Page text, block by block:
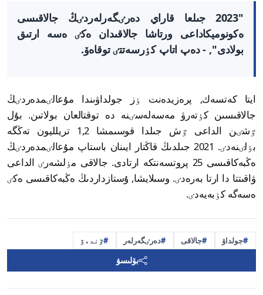
"2023 جىلعا قاراي دەرٸگەرلەردٸڭ جالاقىسى
ەكونوميكاداعى ورتاشا جالاقىدان ەكٸ ەسە ارتىق
بولادى", - دەپ اتاپ كٶرسەتتٸ توقاەۆ.
ايتا كەتسەك, پرەزيدەنت ٶز جولداۋىندا مۇعالٸمدەردٸڭ
جالاقىسىن كٶتەرۋ مەسەلەسٸنە دە توقتالعان بولاتىن. بۇل
ٷشٸن الداعى ٷش جىلدا قوسىمشا 1,2 تريلليون تەڭگە
بٶلٸنەدٸ. 2021 جىلدىڭ قاڭتار ايىنان باستاپ مۇعالٸمدەردٸڭ
ەڭبەكاقىسى 25 پروتسەنتكە ارتادى. جالاقى مٶلشەرٸ الداعى
ۋاقىتتا دا ارتا بەرەدٸ. وسىلايشا, ۇستازداردىڭ ەڭبەكاقىسى ەكٸ
ەسەگە كٶبەيەدٸ.
جولداۋ جالاقى دەرٸگەرلەر ٷندەۋ
بۆلىسۋ